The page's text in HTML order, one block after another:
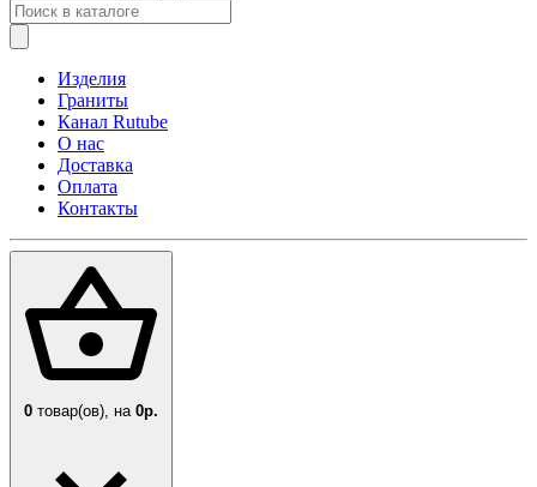
Изделия
Граниты
Канал Rutube
О нас
Доставка
Оплата
Контакты
0 товар(ов), на 0р.